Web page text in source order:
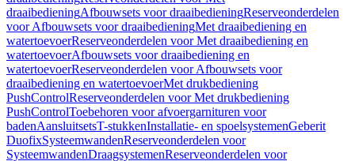
draaibedieningAfbouwsets voor draaibedieningReserveonderdelen
voor Afbouwsets voor draaibedieningMet draaibediening en
watertoevoerReserveonderdelen voor Met draaibediening en
watertoevoerAfbouwsets voor draaibediening en
watertoevoerReserveonderdelen voor Afbouwsets voor
draaibediening en watertoevoerMet drukbediening
PushControlReserveonderdelen voor Met drukbediening
PushControlToebehoren voor afvoergarnituren voor
badenAansluitsetsT-stukkenInstallatie- en spoelsystemenGeberit
DuofixSysteemwandenReserveonderdelen voor
SysteemwandenDraagsystemenReserveonderdelen voor